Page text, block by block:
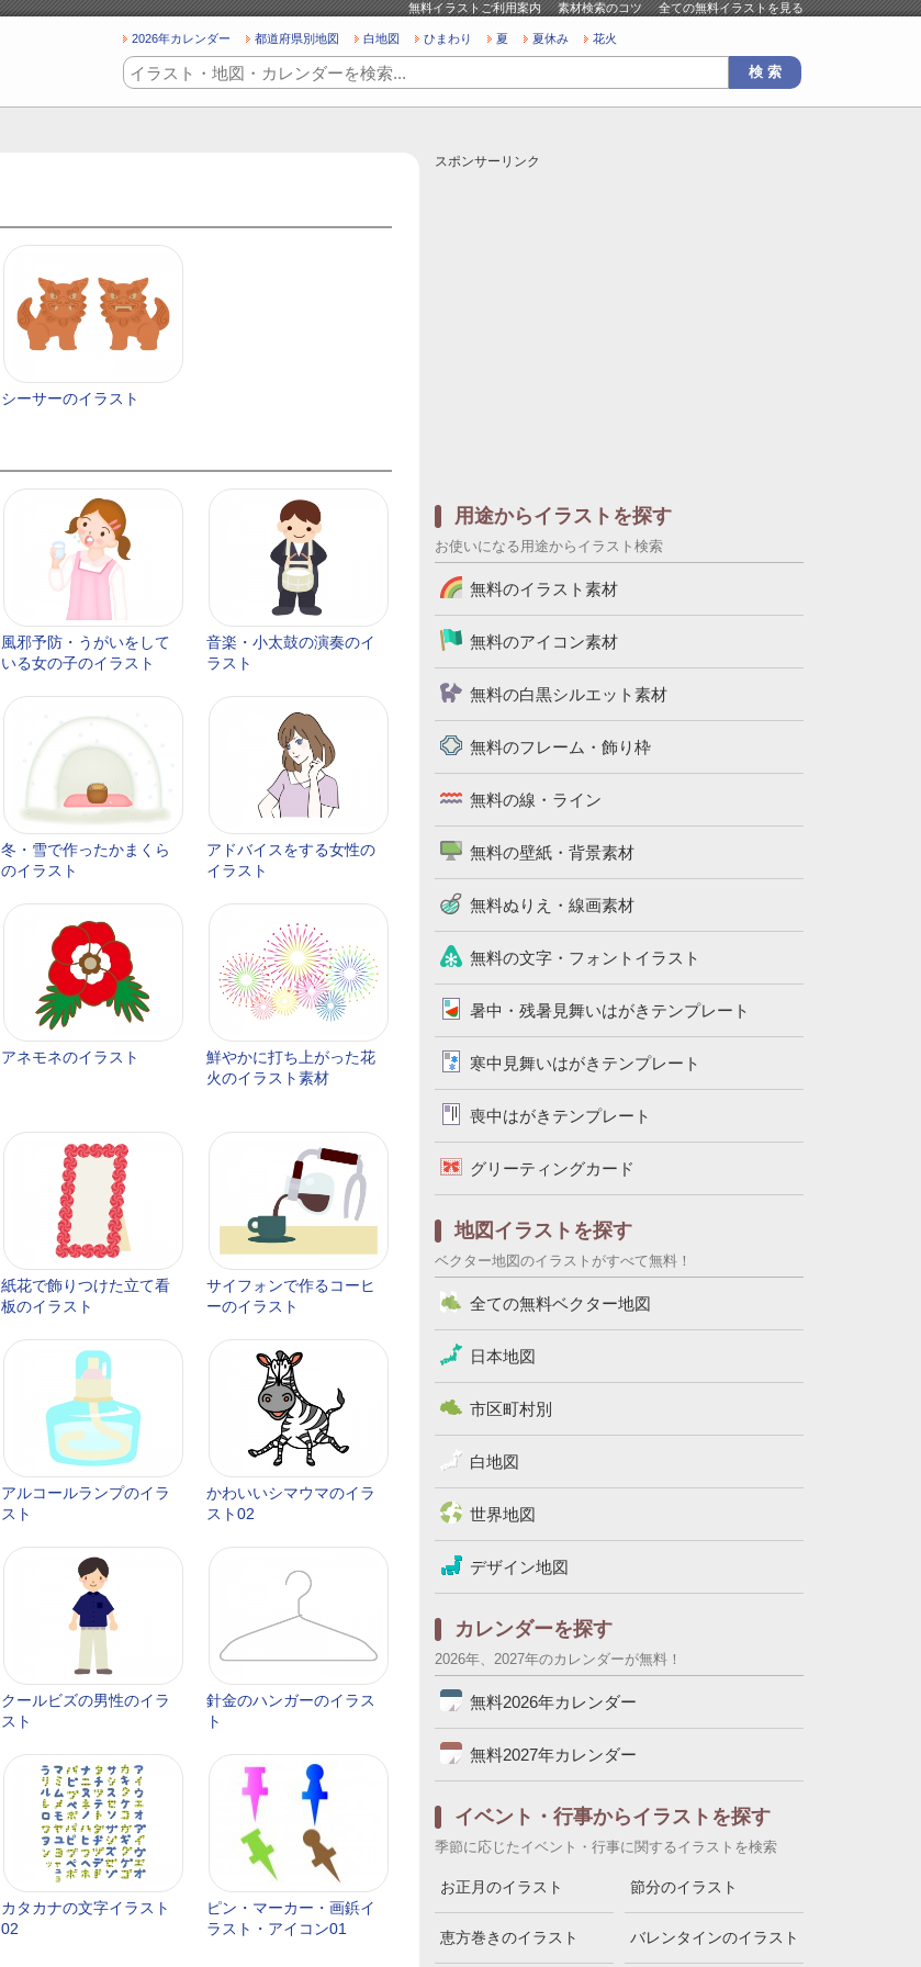
無料イラストご利用案内 素材検索のコツ 全ての無料イラストを見る
2026年カレンダー 都道府県別地図 白地図 ひまわり 夏 夏休み 花火
シーサーのイラスト
風邪予防・うがいをして
いる女の子のイラスト
音楽・小太鼓の演奏のイ
ラスト
冬・雪で作ったかまくら
のイラスト
アドバイスをする女性の
イラスト
アネモネのイラスト
鮮やかに打ち上がった花
火のイラスト素材
紙花で飾りつけた立て看
板のイラスト
サイフォンで作るコーヒ
ーのイラスト
アルコールランプのイラ
スト
かわいいシマウマのイラ
スト02
クールビズの男性のイラ
スト
針金のハンガーのイラス
ト
カタカナの文字イラスト
02
ピン・マーカー・画鋲イ
ラスト・アイコン01
スポンサーリンク
用途からイラストを探す
お使いになる用途からイラスト検索
無料のイラスト素材
無料のアイコン素材
無料の白黒シルエット素材
無料のフレーム・飾り枠
無料の線・ライン
無料の壁紙・背景素材
無料ぬりえ・線画素材
無料の文字・フォントイラスト
暑中・残暑見舞いはがきテンプレート
寒中見舞いはがきテンプレート
喪中はがきテンプレート
グリーティングカード
地図イラストを探す
ベクター地図のイラストがすべて無料！
全ての無料ベクター地図
日本地図
市区町村別
白地図
世界地図
デザイン地図
カレンダーを探す
2026年、2027年のカレンダーが無料！
無料2026年カレンダー
無料2027年カレンダー
イベント・行事からイラストを探す
季節に応じたイベント・行事に関するイラストを検索
お正月のイラスト 節分のイラスト
恵方巻きのイラスト バレンタインのイラスト